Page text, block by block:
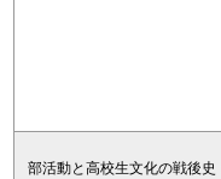
部活動と高校生文化の戦後